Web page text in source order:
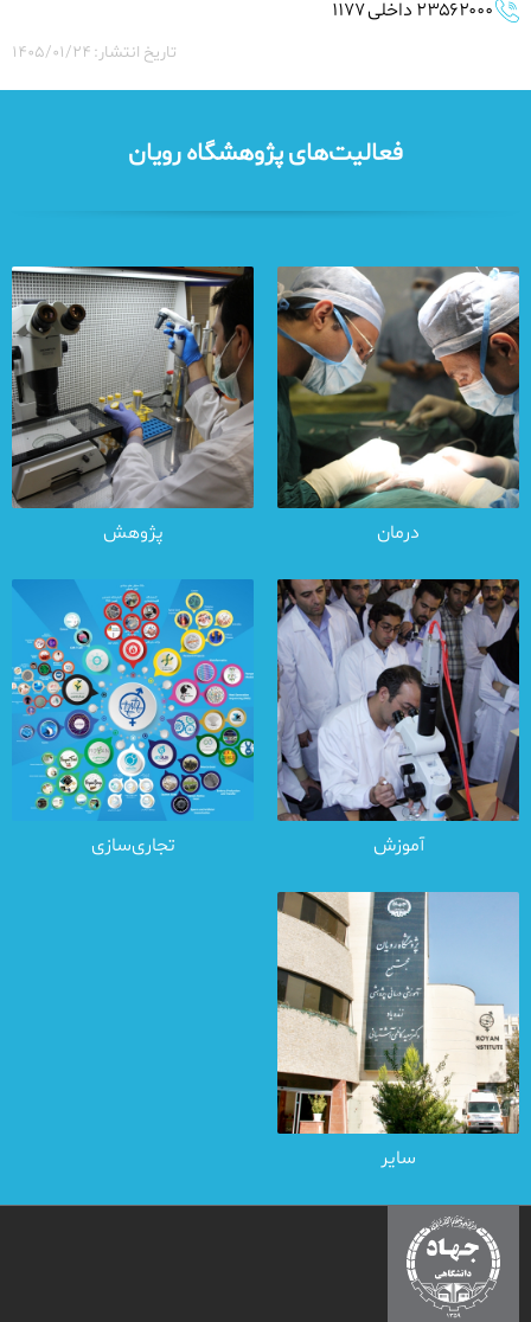
داخلی۱۱۷۷
تاریخ انتشار: ۱۴۰۵/۰۱/۲۴
فعالیت‌های پژوهشگاه رویان
درمان پژوهش
آموزش تجاری‌سازی
سایر